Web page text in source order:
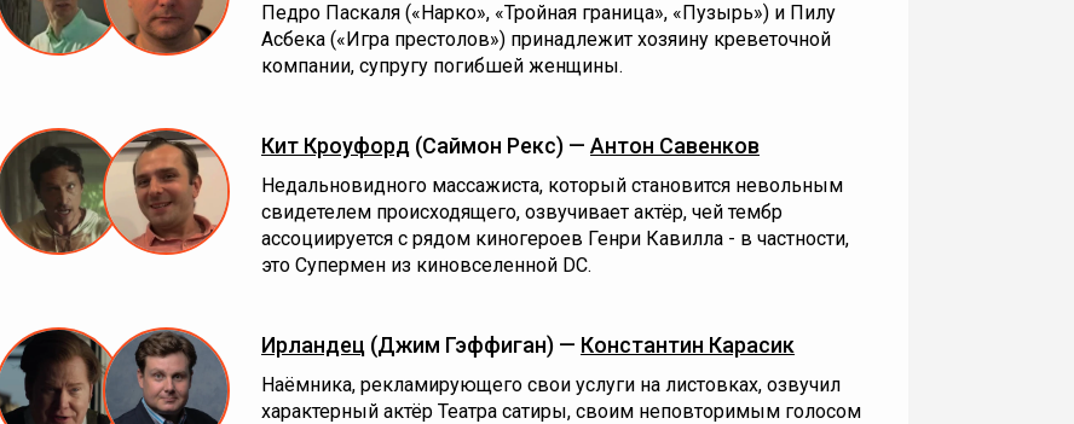
Педро Паскаля («Нарко», «Тройная граница», «Пузырь») и Пилу
Асбека («Игра престолов») принадлежит хозяину креветочной
компании, супругу погибшей женщины.
Кит Кроуфорд (Саймон Рекс) — Антон Савенков
Недальновидного массажиста, который становится невольным
свидетелем происходящего, озвучивает актёр, чей тембр
ассоциируется с рядом киногероев Генри Кавилла - в частности,
это Супермен из киновселенной DC.
Ирландец (Джим Гэффиган) — Константин Карасик
Наёмника, рекламирующего свои услуги на листовках, озвучил
характерный актёр Театра сатиры, своим неповторимым голосом